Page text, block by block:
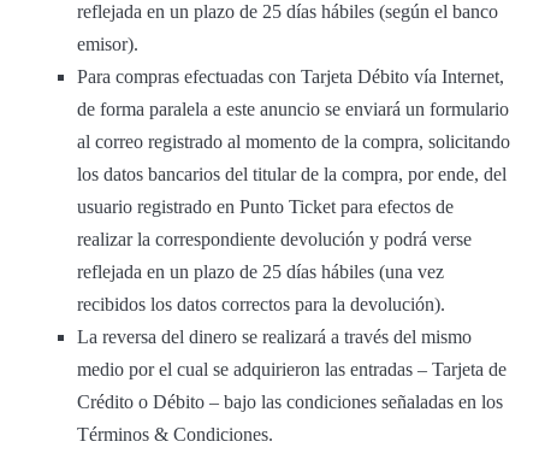
reflejada en un plazo de 25 días hábiles (según el banco
emisor).
Para compras efectuadas con Tarjeta Débito vía Internet,
de forma paralela a este anuncio se enviará un formulario
al correo registrado al momento de la compra, solicitando
los datos bancarios del titular de la compra, por ende, del
usuario registrado en Punto Ticket para efectos de
realizar la correspondiente devolución y podrá verse
reflejada en un plazo de 25 días hábiles (una vez
recibidos los datos correctos para la devolución).
La reversa del dinero se realizará a través del mismo
medio por el cual se adquirieron las entradas – Tarjeta de
Crédito o Débito – bajo las condiciones señaladas en los
Términos & Condiciones.